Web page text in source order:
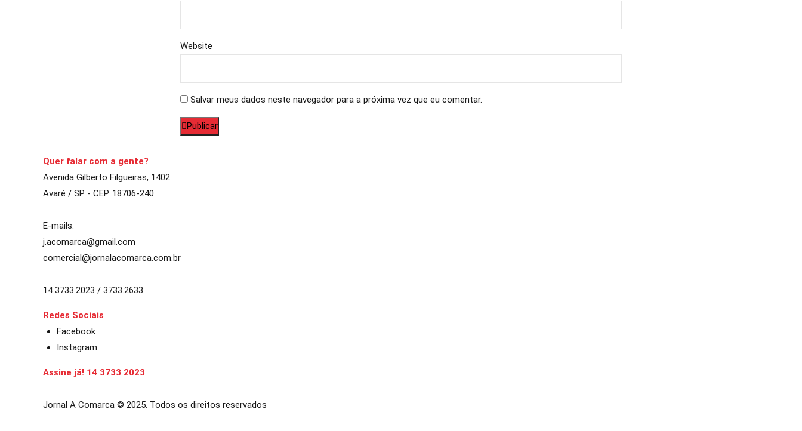
Website
Salvar meus dados neste navegador para a próxima vez que eu comentar.
Publicar
Quer falar com a gente?
Avenida Gilberto Filgueiras, 1402
Avaré / SP - CEP. 18706-240
E-mails:
j.acomarca@gmail.com
comercial@jornalacomarca.com.br
14 3733.2023 / 3733.2633
Redes Sociais
Facebook
Instagram
Assine já! 14 3733 2023
Jornal A Comarca © 2025. Todos os direitos reservados